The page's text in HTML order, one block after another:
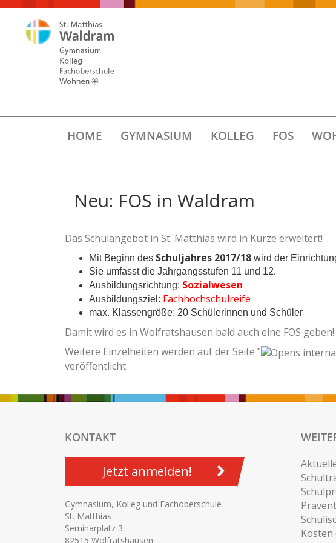
HOME GYMNASIUM KOLLEG FOS
Neu: FOS in Waldram
Das Schulangebot in St. Matthias wird in Kürze erweitert!
Mit Beginn des Schuljahres 2017/18 wird der
Sie umfasst die Jahrgangsstufen 11 und 12.
Ausbildungsrichtung: Sozialwesen
Ausbildungsziel: Fachhochschulreife
max. Klassengröße: 20 Schülerinnen und Schüler
Damit wird es in Wolfratshausen bald auch eine FOS geben!
Weitere Einzelheiten werden auf der Seite "
veröffentlicht.
KONTAKT
Jetzt anmelden!
Gymnasium, Kolleg und Fachoberschule
St. Matthias
Seminarplatz 3
82515 Wolfratshausen
Kosten